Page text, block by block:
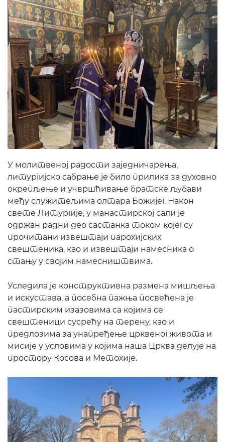
У молитвеној радости заједничарења,
литургијско сабрање је било прилика за духовно
окрепљење и учвршћивање братске љубави
међу служитељима олтара Божијег. Након
свете Литургије, у манастирској сали је
одржан радни део састанка током којег су
прочитани извештаји парохијских
свештеника, као и извештаји намесника о
стању у својим намесништвима.
Уследила је конструктивна размена мишљења
и искустава, а посебна пажња посвећена је
пастирским изазовима са којима се
свештеници сусрећу на терену, као и
предлозима за унапређење црквеног живота и
мисије у условима у којима наша Црква делује на
простору Косова и Метохије.